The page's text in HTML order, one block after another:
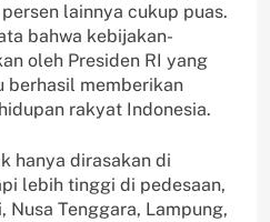
lainnya cukup puas.
bahwa kebijakan-
oleh Presiden RI yang
berhasil memberikan
rakyat Indonesia.
hanya dirasakan di
lebih tinggi di pedesaan,
Tenggara, Lampung,